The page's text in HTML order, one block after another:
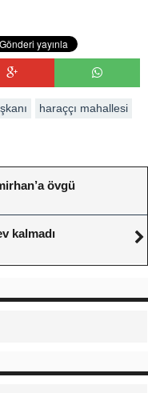
haraççı mahallesi
övgü
kalmadı